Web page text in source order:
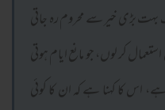
بڑی خیر سے محروم رہ جاتی
کر لوں، جو مانع ایام ہوتی
اس کا کہنا ہے کہ ان کا کوئی